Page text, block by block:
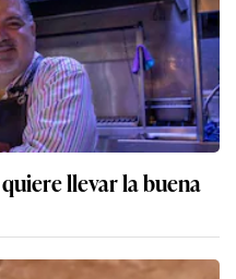
llevar la buena